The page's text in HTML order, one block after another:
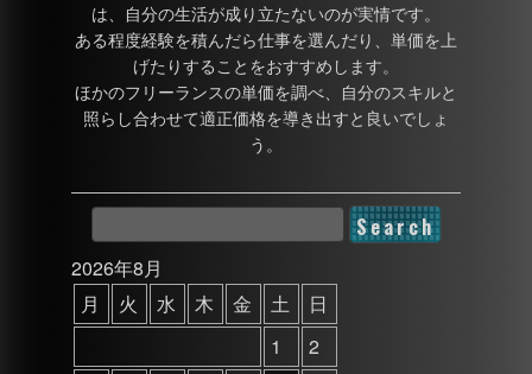
は、自分の生活が成り立たないのが実情です。
ある程度経験を積んだら仕事を選んだり、単価を上
げたりすることをおすすめします。
ほかのフリーランスの単価を調べ、自分のスキルと
照らし合わせて適正価格を導き出すと良いでしょ
う。
2026年8月
月
火 水 木 金 土
日
1
2